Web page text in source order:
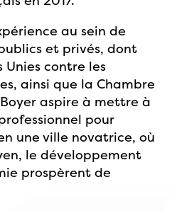
au sein de
et privés, dont
Unies contre les
ainsi que la Chambre
aspire à mettre à
pour
une ville novatrice, où
le développement
prospèrent de